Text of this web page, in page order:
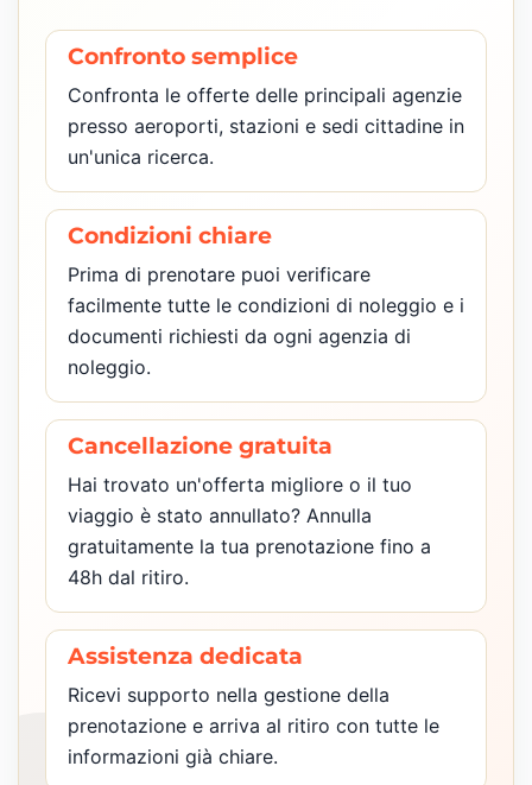
Confronto semplice
Confronta le offerte delle principali agenzie
presso aeroporti, stazioni e sedi cittadine in
un'unica ricerca.
Condizioni chiare
Prima di prenotare puoi verificare
facilmente tutte le condizioni di noleggio e i
documenti richiesti da ogni agenzia di
noleggio.
Cancellazione gratuita
Hai trovato un'offerta migliore o il tuo
viaggio è stato annullato? Annulla
gratuitamente la tua prenotazione fino a
48h dal ritiro.
Assistenza dedicata
Ricevi supporto nella gestione della
prenotazione e arriva al ritiro con tutte le
informazioni già chiare.